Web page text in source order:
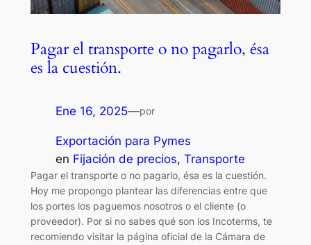
Pagar el transporte o no pagarlo, ésa
es la cuestión.
Ene 16, 2025—por
Exportación para Pymes
en Fijación de precios, Transporte
Pagar el transporte o no pagarlo, ésa es la cuestión.
Hoy me propongo plantear las diferencias entre que
los portes los paguemos nosotros o el cliente (o
proveedor). Por si no sabes qué son los Incoterms, te
recomiendo visitar la página oficial de la Cámara de